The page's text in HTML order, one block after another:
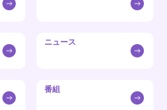
ニュース
番組